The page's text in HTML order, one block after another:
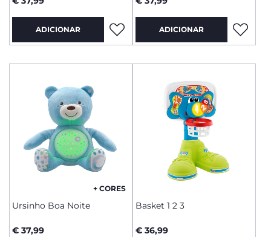
ADICIONAR ADICIONAR
+ CORES
Ursinho Boa Noite
€ 37,99
Basket 1 2 3
€ 36,99